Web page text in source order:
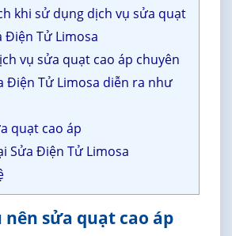
khi sử dụng dịch vụ sửa quạt
Điện Tử Limosa
vụ sửa quạt cao áp chuyên
Điện Tử Limosa diễn ra như
quạt cao áp
Sửa Điện Tử Limosa
nên sửa quạt cao áp